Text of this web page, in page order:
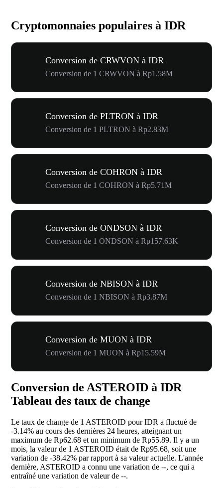
Cryptomonnaies populaires à IDR
Conversion de CRWVON à IDR
Conversion de 1 CRWVON à Rp1.58M
Conversion de PLTRON à IDR
Conversion de 1 PLTRON à Rp2.83M
Conversion de COHRON à IDR
Conversion de 1 COHRON à Rp5.71M
Conversion de ONDSON à IDR
Conversion de 1 ONDSON à Rp157.63K
Conversion de NBISON à IDR
Conversion de 1 NBISON à Rp3.87M
Conversion de MUON à IDR
Conversion de 1 MUON à Rp15.59M
Conversion de ASTEROID à IDR
Tableau des taux de change
Le taux de change de 1 ASTEROID pour IDR a fluctué de
-3.14% au cours des dernières 24 heures, atteignant un
maximum de Rp62.68 et un minimum de Rp55.89. Il y a un
mois, la valeur de 1 ASTEROID était de Rp95.68, soit une
variation de -38.42% par rapport à sa valeur actuelle. L'année
dernière, ASTEROID a connu une variation de --, ce qui a
entraîné une variation de valeur de --.